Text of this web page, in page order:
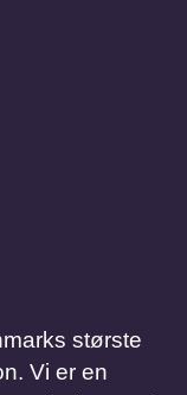
største
Vi er en